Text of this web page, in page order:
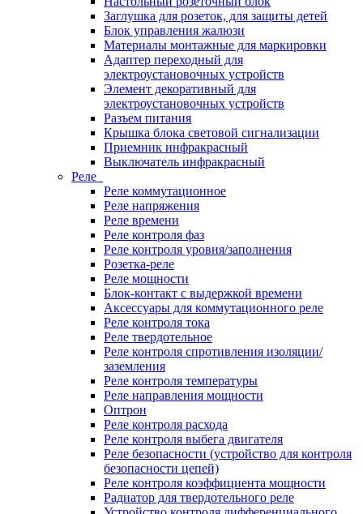
Заглушка для розеток, для защиты детей
Блок управления жалюзи
Материалы монтажные для маркировки
Адаптер переходный для
электроустановочных устройств
Элемент декоративный для
электроустановочных устройств
Разъем питания
Крышка блока световой сигнализации
Приемник инфракрасный
Выключатель инфракрасный
Реле
Реле коммутационное
Реле напряжения
Реле времени
Реле контроля фаз
Реле контроля уровня/заполнения
Розетка-реле
Реле мощности
Блок-контакт с выдержкой времени
Аксессуары для коммутационного реле
Реле контроля тока
Реле твердотельное
Реле контроля спротивления изоляции/
заземления
Реле контроля температуры
Реле направления мощности
Оптрон
Реле контроля расхода
Реле контроля выбега двигателя
Реле безопасности (устройство для контроля
безопасности цепей)
Реле контроля коэффициента мощности
Радиатор для твердотельного реле